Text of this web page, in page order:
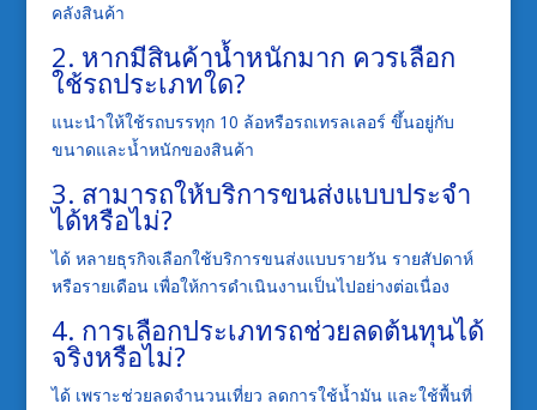
คลังสินค้า
2. หากมีสินค้าน้ำหนักมาก ควรเลือก
ใช้รถประเภทใด?
แนะนำให้ใช้รถบรรทุก 10 ล้อหรือรถเทรลเลอร์ ขึ้นอยู่กับ
ขนาดและน้ำหนักของสินค้า
3. สามารถให้บริการขนส่งแบบประจำ
ได้หรือไม่?
ได้ หลายธุรกิจเลือกใช้บริการขนส่งแบบรายวัน รายสัปดาห์
หรือรายเดือน เพื่อให้การดำเนินงานเป็นไปอย่างต่อเนื่อง
4. การเลือกประเภทรถช่วยลดต้นทุนได้
จริงหรือไม่?
ได้ เพราะช่วยลดจำนวนเที่ยว ลดการใช้น้ำมัน และใช้พื้นที่